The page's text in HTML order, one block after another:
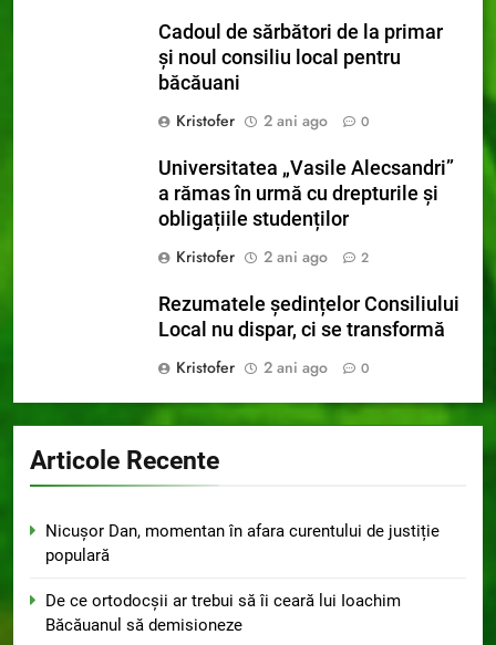
Cadoul de sărbători de la primar
și noul consiliu local pentru
băcăuani
Kristofer
2 ani ago 0
Universitatea „Vasile Alecsandri”
a rămas în urmă cu drepturile și
obligațiile studenților
Kristofer
2 ani ago 2
Rezumatele ședințelor Consiliului
Local nu dispar, ci se transformă
Kristofer
2 ani ago 0
Articole Recente
Nicușor Dan, momentan în afara curentului de justiție
populară
De ce ortodocșii ar trebui să îi ceară lui Ioachim
Băcăuanul să demisioneze